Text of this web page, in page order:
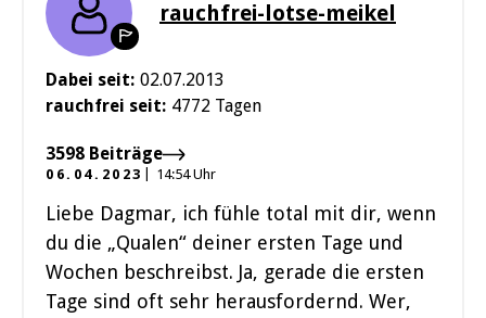
rauchfrei-lotse-meikel
Dabei seit: 02.07.2013
rauchfrei seit: 4772 Tagen
3598 Beiträge
06.04.2023 14:54 Uhr
Liebe Dagmar, ich fühle total mit dir, wenn
du die „Qualen“ deiner ersten Tage und
Wochen beschreibst. Ja, gerade die ersten
Tage sind oft sehr herausfordernd. Wer,